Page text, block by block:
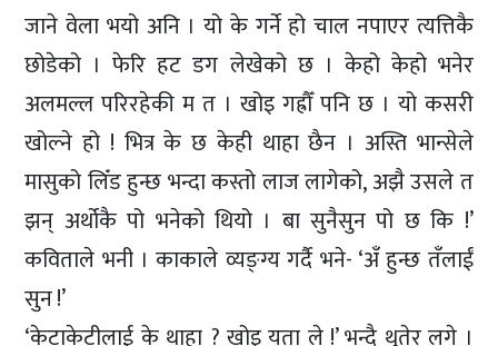
जाने वेला भयो अनि । यो के गर्ने हो चाल नपाएर त्यत्तिकै
छोडेको । फेरि हट डग लेखेको छ । केहो केहो भनेर
अलमल्ल परिरहेकी म त । खोइ गह्रौँ पनि छ । यो कसरी
खोल्ने हो ! भित्र के छ केही थाहा छैन । अस्ति भान्सेले
मासुको लिँड हुन्छ भन्दा कस्तो लाज लागेको, अझै उसले त
झन् अर्थोकै पो भनेको थियो । बा सुनैसुन पो छ कि !’
कविताले भनी । काकाले व्यङ्ग्य गर्दै भने- ‘अँ हुन्छ तँलाईं
सुन !’
‘केटाकेटीलाई के थाहा ? खोइ यता ले !’ भन्दै थुतेर लगे ।